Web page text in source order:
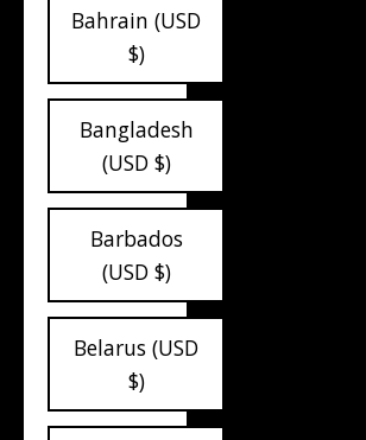
Bahrain (USD
$)
Bangladesh
(USD $)
Barbados
(USD $)
Belarus (USD
$)